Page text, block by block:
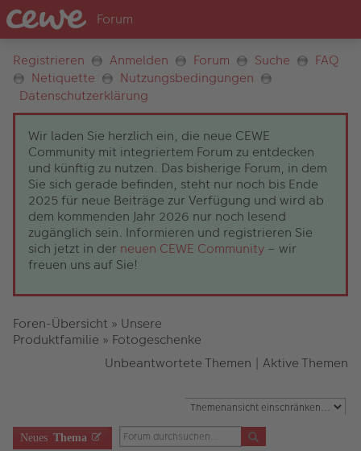
Registrieren Anmelden Forum Suche
FAQ
Netiquette
Nutzungsbedingungen
Datenschutzerklärung
Wir laden Sie herzlich ein, die neue CEWE
Community mit integriertem Forum zu entdecken
und künftig zu nutzen. Das bisherige Forum, in dem
Sie sich gerade befinden, steht nur noch bis Ende
2025 für neue Beiträge zur Verfügung und wird ab
dem kommenden Jahr 2026 nur noch lesend
zugänglich sein. Informieren und registrieren Sie
sich jetzt in der neuen CEWE Community – wir
freuen uns auf Sie!
Foren-Übersicht » Unsere
Produktfamilie » Fotogeschenke
Unbeantwortete Themen | Aktive Themen
Neues Thema